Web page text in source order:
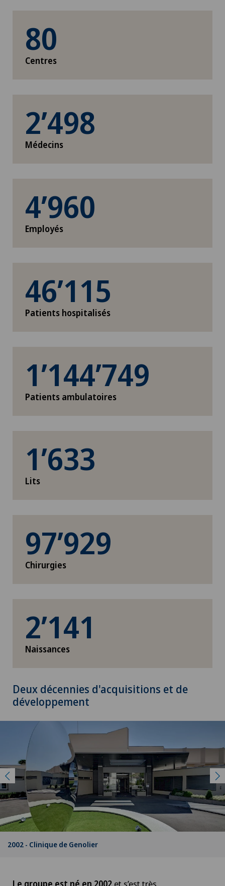
80
Centres
2’498
Médecins
4’960
Employés
46’115
Patients hospitalisés
1’144’749
Patients ambulatoires
1’633
Lits
97’929
Chirurgies
2’141
Naissances
Deux décennies d'acquisitions et de
développement
2002 - Clinique de Genolier